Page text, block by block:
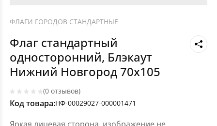
ФЛАГИ ГОРОДОВ СТАНДАРТНЫЕ
Флаг стандартный
односторонний, Блэкаут
Нижний Новгород 70х105
(0 отзывов)
Код товара:НФ-00029027-000001471